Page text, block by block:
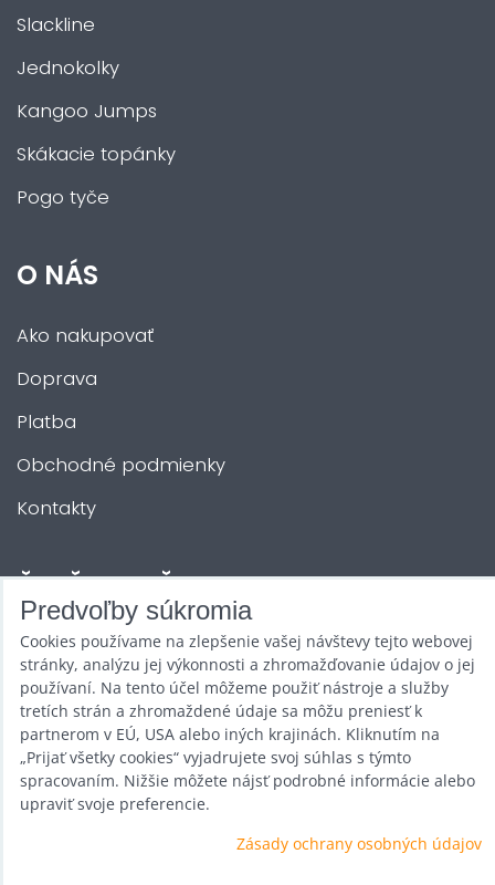
Slackline
Jednokolky
Kangoo Jumps
Skákacie topánky
Pogo tyče
O NÁS
Ako nakupovať
Doprava
Platba
Obchodné podmienky
Kontakty
ĎALŠIE SLUŽBY
Zábava na Vašu akciu
Požičovňa
Promotéri
Kurzy a stretnutia
Veľkoobchod
Predvoľby súkromia
Cookies používame na zlepšenie vašej návštevy tejto webovej
stránky, analýzu jej výkonnosti a zhromažďovanie údajov o jej
používaní. Na tento účel môžeme použiť nástroje a služby
tretích strán a zhromaždené údaje sa môžu preniesť k
partnerom v EÚ, USA alebo iných krajinách. Kliknutím na
„Prijať všetky cookies“ vyjadrujete svoj súhlas s týmto
spracovaním. Nižšie môžete nájsť podrobné informácie alebo
upraviť svoje preferencie.
Zásady ochrany osobných údajov